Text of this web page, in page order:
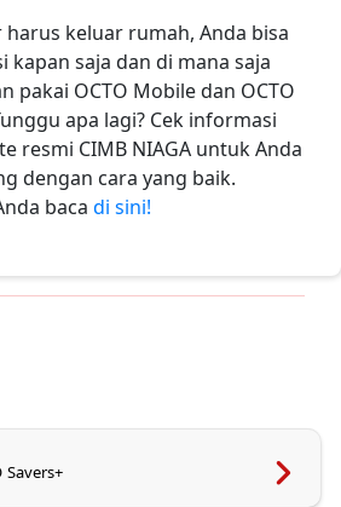
keluar rumah, Anda bisa
kapan saja dan di mana saja
pakai OCTO Mobile dan OCTO
apa lagi? Cek informasi
resmi CIMB NIAGA untuk Anda
dengan cara yang baik.
baca di sini!
Savers+